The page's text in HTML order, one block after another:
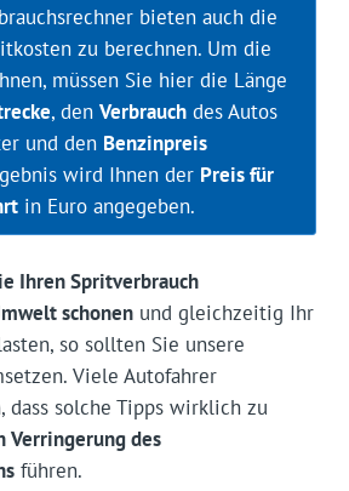
bieten auch die
zu berechnen. Um die
müssen Sie hier die Länge
, den Verbrauchdes Autos
und den Benzinpreis
wird Ihnen der Preis für
in Euro angegeben.
Ihren Spritverbrauch
schonenund gleichzeitig Ihr
so sollten Sie unsere
Viele Autofahrer
dass solche Tipps wirklich zu
Verringerung des
führen.